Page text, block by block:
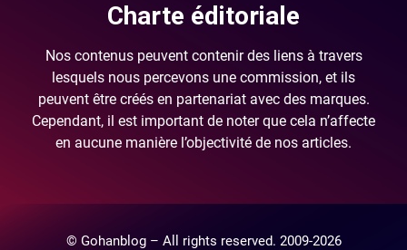
Charte éditoriale
Nos contenus peuvent contenir des liens à travers
lesquels nous percevons une commission, et ils
peuvent être créés en partenariat avec des marques.
Cependant, il est important de noter que cela n’affecte
en aucune manière l’objectivité de nos articles.
© Gohanblog – All rights reserved. 2009-2026